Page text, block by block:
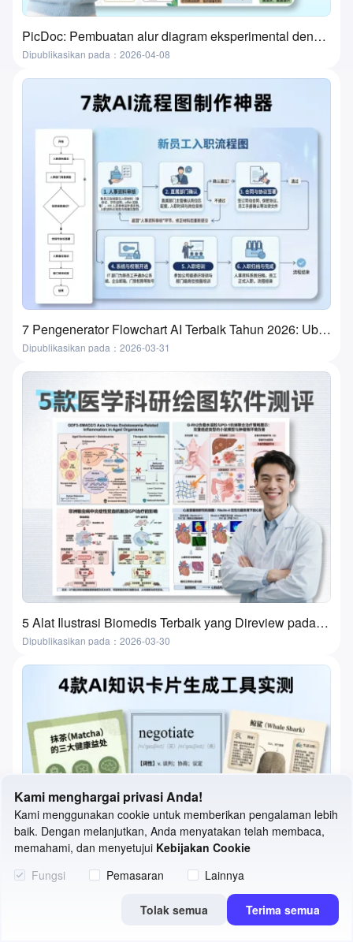
PicDoc: Pembuatan alur diagram eksperimental dengan satu klik—alat ultimate untuk persiapan kelas laboratorium
Dipublikasikan pada：2026-04-08
7 Pengenerator Flowchart AI Terbaik Tahun 2026: Ubah Ide Menjadi Flowchart dalam Beberapa Menit
Dipublikasikan pada：2026-03-31
5 Alat Ilustrasi Biomedis Terbaik yang Direview pada 2026 | Fitur, Kasus Penggunaan & Cara Memilih
Dipublikasikan pada：2026-03-30
Perbandingan 4 Generator Kartu Pengetahuan AI Terbaik | Flashcard dan Kartu Belajar
Kami menghargai privasi Anda!
Kami menggunakan cookie untuk memberikan pengalaman lebih
baik. Dengan melanjutkan, Anda menyatakan telah membaca,
memahami, dan menyetujui Kebijakan Cookie
Fungsi
Pemasaran Lainnya
Tolak semua Terima semua